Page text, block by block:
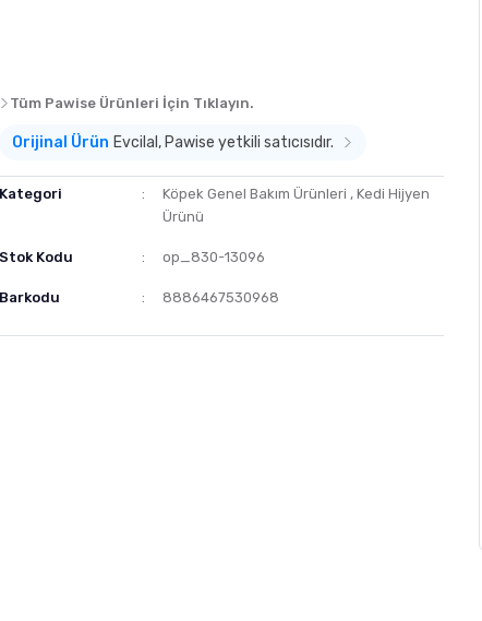
Tüm Pawise Ürünleri İçin Tıklayın.
Orijinal Ürün Evcilal, Pawise yetkili satıcısıdır.
Kategori Köpek Genel Bakım Ürünleri , Kedi Hijyen
Ürünü
Stok Kodu op_830-13096
Barkodu 8886467530968